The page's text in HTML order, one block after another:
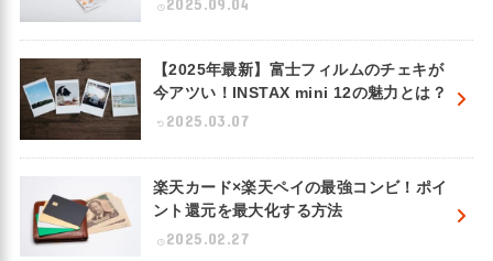
2025.09.04
【2025年最新】富士フィルムのチェキが
今アツい！INSTAX mini 12の魅力とは？
2025.03.07
楽天カード×楽天ペイの最強コンビ！ポイ
ント還元を最大化する方法
2025.02.27